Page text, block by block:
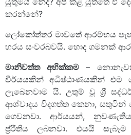
කරන්නේ?
ලෝකෝත්තර මාවතේ ආරම්භය
හරය සංවරබවයි. හොද ගමනක්
මානිවත්ත අභික්කම–
වීර්යයකින් අධිෂ්ඨාණයකින් එම
ලැබෙනවාම යි. උතුම් වූ ශ්‍රී
ආශ්වාදය විදගත්ත කෙනා,
ගෙවනවා. ආර්යයන්,
ප්‍ර්‍රීතිය ලබනවා. එයයි